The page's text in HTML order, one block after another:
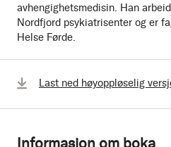
avhengighetsmedisin. Han
Nordfjord psykiatrisenter og er
Helse Førde.
Last ned høyoppløselig
Informasjon om boka